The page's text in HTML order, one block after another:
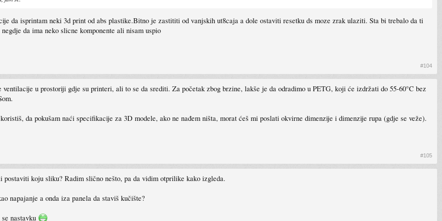
da isprintam neki 3d print od abs plastike.Bitno je zastititi od vanjskih ut8caja a dole ostaviti resetku ds moze zrak ulaziti. Sta bi trebalo da ti
da ima neko slicne komponente ali nisam uspio
#104
u prostoriji gdje su printeri, ali to se da srediti. Za početak zbog brzine, lakše je da odradimo u PETG, koji će izdržati do 55-60°C bez
da pokušam naći specifikacije za 3D modele, ako ne nađem ništa, morat ćeš mi poslati okvirne dimenzije i dimenzije rupa (gdje se veže).
#105
postaviti koju sliku? Radim slično nešto, pa da vidim otprilike kako izgleda.
napajanje a onda iza panela da staviš kučište?
nastavku